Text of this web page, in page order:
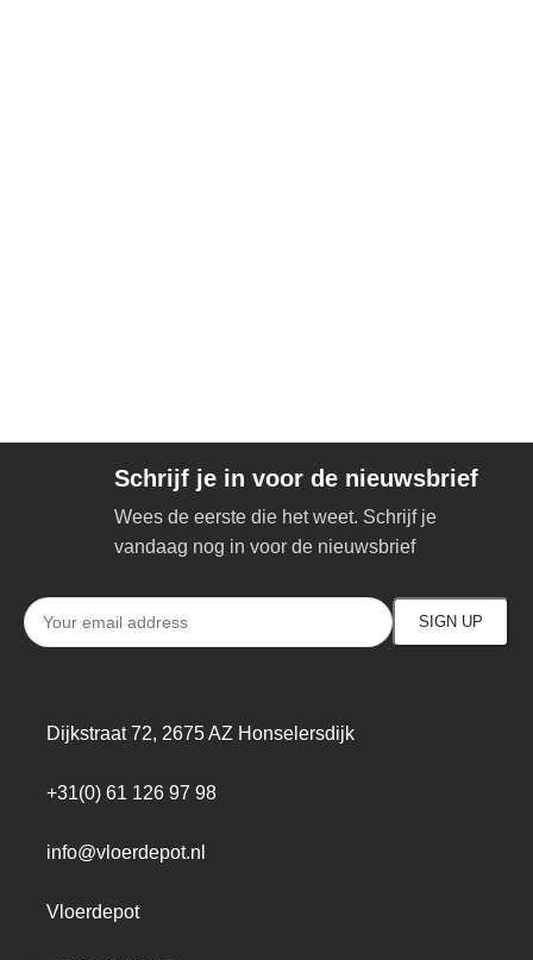
Schrijf je in voor de nieuwsbrief
Wees de eerste die het weet. Schrijf je
vandaag nog in voor de nieuwsbrief
Dijkstraat 72, 2675 AZ Honselersdijk
+31(0) 61 126 97 98
info@vloerdepot.nl
Vloerdepot